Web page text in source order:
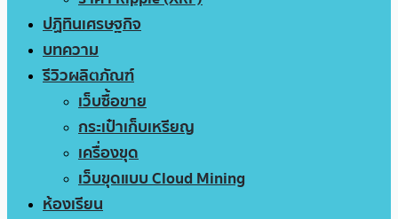
ปฏิทินเศรษฐกิจ
บทความ
รีวิวผลิตภัณฑ์
เว็บซื้อขาย
กระเป๋าเก็บเหรียญ
เครื่องขุด
เว็บขุดแบบ Cloud Mining
ห้องเรียน